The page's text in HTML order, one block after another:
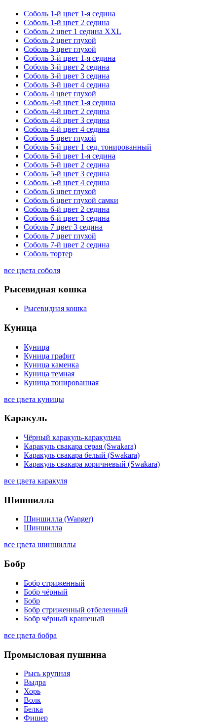
Соболь 1-й цвет 1-я седина
Соболь 1-й цвет 2 седина
Соболь 2 цвет 1 седина XXL
Соболь 2 цвет глухой
Соболь 3 цвет глухой
Соболь 3-й цвет 1-я седина
Соболь 3-й цвет 2 седина
Соболь 3-й цвет 3 седина
Соболь 3-й цвет 4 седина
Соболь 4 цвет глухой
Соболь 4-й цвет 1-я седина
Соболь 4-й цвет 2 седина
Соболь 4-й цвет 3 седина
Соболь 4-й цвет 4 седина
Соболь 5 цвет глухой
Соболь 5-й цвет 1 сед. тонированный
Соболь 5-й цвет 1-я седина
Соболь 5-й цвет 2 седина
Соболь 5-й цвет 3 седина
Соболь 5-й цвет 4 седина
Соболь 6 цвет глухой
Соболь 6 цвет глухой самки
Соболь 6-й цвет 2 седина
Соболь 6-й цвет 3 седина
Соболь 7 цвет 3 седина
Соболь 7 цвет глухой
Соболь 7-й цвет 2 седина
Соболь тортер
все цвета соболя
Рысевидная кошка
Рысевидная кошка
Куница
Куница
Куница графит
Куница каменка
Куница темная
Куница тонированная
все цвета куницы
Каракуль
Чёрный каракуль-каракульча
Каракуль свакара серая (Swakara)
Каракуль свакара белый (Swakara)
Каракуль свакара коричневый (Swakara)
все цвета каракуля
Шиншилла
Шиншилла (Wanger)
Шиншилла
все цвета шиншиллы
Бобр
Бобр стриженный
Бобр чёрный
Бобр
Бобр стриженный отбеленный
Бобр чёрный крашеный
все цвета бобра
Промысловая пушнина
Рысь крупная
Выдра
Хорь
Волк
Белка
Фишер